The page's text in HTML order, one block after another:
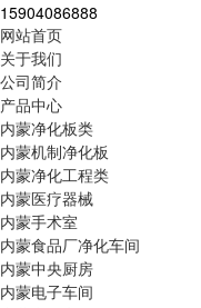
15904086888
网站首页
关于我们
公司简介
产品中心
内蒙净化板类
内蒙机制净化板
内蒙净化工程类
内蒙医疗器械
内蒙手术室
内蒙食品厂净化车间
内蒙中央厨房
内蒙电子车间